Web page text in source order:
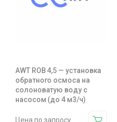
AWT ROB 4,5 — установка
обратного осмоса на
солоноватую воду с
насосом (до 4 м3/ч)
Цена по запросу